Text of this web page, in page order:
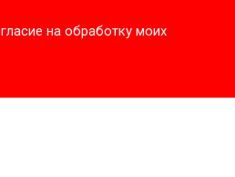
на обработку моих